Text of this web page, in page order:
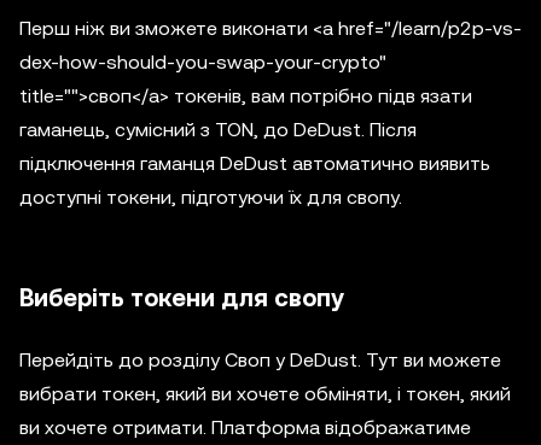
Перш ніж ви зможете виконати <a href="/learn/p2p-vs-
dex-how-should-you-swap-your-crypto"
title="">своп</a> токенів, вам потрібно підв язати
гаманець, сумісний з TON, до DeDust. Після
підключення гаманця DeDust автоматично виявить
доступні токени, підготуючи їх для свопу.
Виберіть токени для свопу
Перейдіть до розділу Своп у DeDust. Тут ви можете
вибрати токен, який ви хочете обміняти, і токен, який
ви хочете отримати. Платформа відображатиме